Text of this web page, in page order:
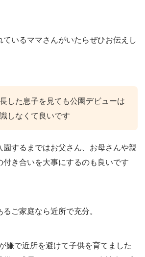
ているママさんがいたらぜひお伝えし
した息子を見ても公園デビューは
しなくて良いです
園するまではお父さん、お母さんや親
付き合いを大事にするのも良いです
ご家庭なら近所で充分。
嫌で近所を避けて子供を育てました